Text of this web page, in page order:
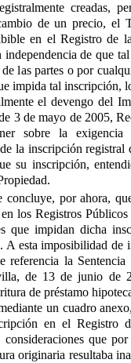
creadas,
de un precio, el
en el Registro de
de que
las partes o por
impida tal inscripción,
el devengo del
3 de mayo de 2005,
sobre la
la inscripción registral
su inscripción,
concluye, por ahora,
los Registros
que impidan dicha
A esta imposibilidad de
referencia la
de 13 de junio de
de préstamo
un cuadro
en el Registro
que
originaria resultaba